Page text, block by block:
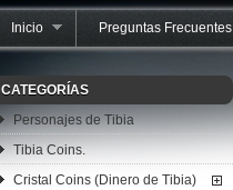
Inicio Preguntas Frecuentes
CATEGORÍAS
Personajes de Tibia
Tibia Coins.
Cristal Coins (Dinero de Tibia)